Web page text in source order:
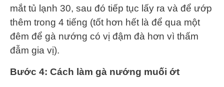
mắt tủ lạnh 30, sau đó tiếp tục lấy ra và để ướp
thêm trong 4 tiếng (tốt hơn hết là để qua một
đêm để gà nướng có vị đậm đà hơn vì thấm
đẫm gia vị).
Bước 4: Cách làm gà nướng muối ớt